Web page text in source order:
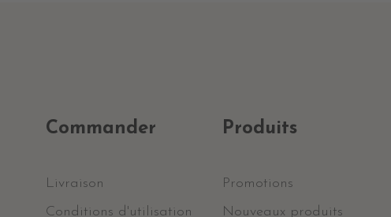
Commander
Livraison
Conditions d'utilisation
Produits
Promotions
Nouveaux produits